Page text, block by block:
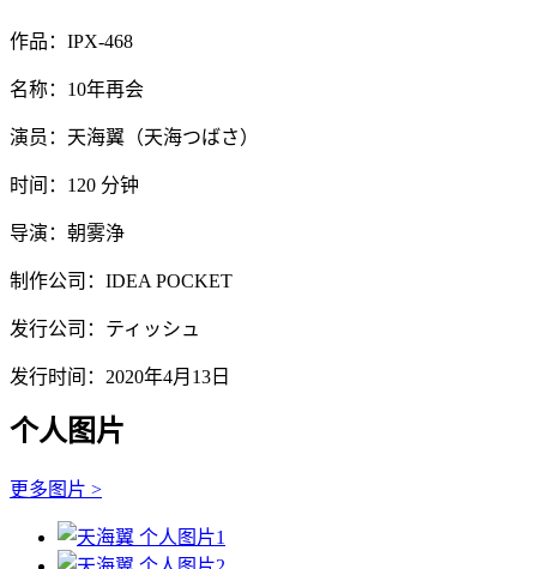
作品：IPX-468
名称：10年再会
演员：天海翼（天海つばさ）
时间：120 分钟
导演：朝雾浄
制作公司：IDEA POCKET
发行公司：ティッシュ
发行时间：2020年4月13日
个人图片
更多图片 >